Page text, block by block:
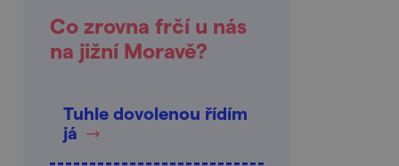
Co zrovna frčí u nás
na jižní Moravě?
Tuhle dovolenou řídím
já